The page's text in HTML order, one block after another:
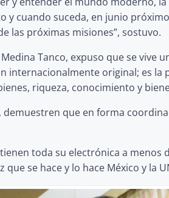
cuando suceda, en junio
las próximas misiones”, sostuvo.
Tanco, expuso que se vive
internacionalmente original; es la
riqueza, conocimiento y
que en forma
toda su electrónica a menos
se hace y lo hace México y la